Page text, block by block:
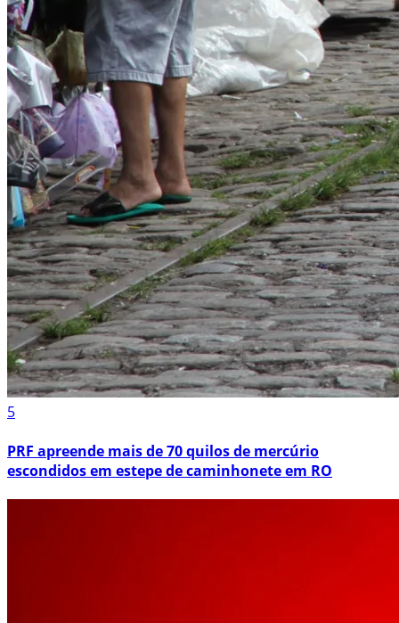
5
PRF apreende mais de 70 quilos de mercúrio
escondidos em estepe de caminhonete em RO